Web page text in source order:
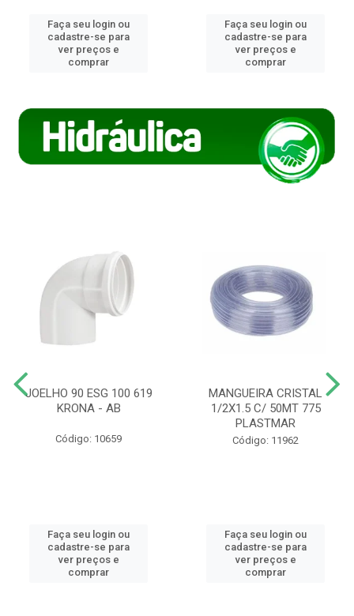
Faça seu login ou
cadastre-se para
ver preços e
comprar
Faça seu login ou
cadastre-se para
ver preços e
comprar
JOELHO 90 ESG 100 619
KRONA - AB
Código: 10659
Faça seu login ou
cadastre-se para
ver preços e
comprar
MANGUEIRA CRISTAL
1/2X1.5 C/ 50MT 775
PLASTMAR
Código: 11962
Faça seu login ou
cadastre-se para
ver preços e
comprar